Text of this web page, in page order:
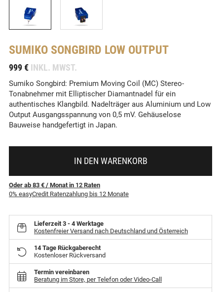
SUMIKO SONGBIRD LOW OUTPUT
999 € INKL. MWST.
Sumiko Songbird: Premium Moving Coil (MC) Stereo-
Tonabnehmer mit Elliptischer Diamantnadel für ein
authentisches Klangbild. Nadelträger aus Aluminium und Low
Output Ausgangsspannung von 0,5 mV. Gehäuselose
Bauweise handgefertigt in Japan.
IN DEN WARENKORB
Oder ab 83 € / Monatin 12 Raten
0% easyCredit Ratenzahlung bis 12 Monate
Lieferzeit3 - 4 Werktage
Kostenfreier Versand nach Deutschland und Österreich
14 Tage Rückgaberecht
Kostenloser Rückversand
Termin vereinbaren
Beratung im Store, per Telefon oder Video-Call